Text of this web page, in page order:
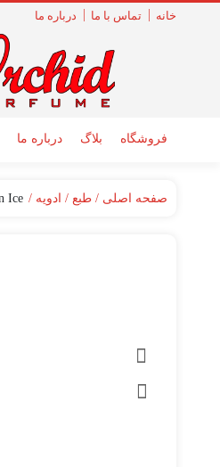
خانه تماس با ما درباره ما
فروشگاه بلاگ درباره ما
صفحه اصلی طبع ادویه Ice